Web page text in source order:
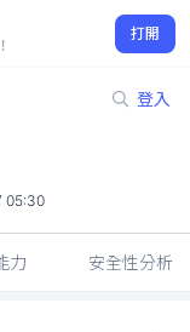
打開
登入
05:30
力 安全性分析